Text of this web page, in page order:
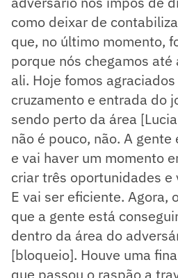
como deixar de
que, no último momento,
porque nós chegamos
ali. Hoje fomos
cruzamento e entrada do
sendo perto da área
não é pouco, não. A
e vai haver um momento
criar três oportunidades e
E vai ser eficiente. Agora,
que a gente está
dentro da área do
[bloqueio]. Houve uma
que passou o raspão a